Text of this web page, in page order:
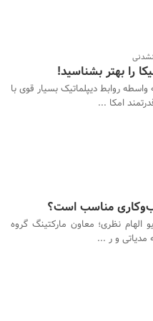
را بهتر بشناسید!
واسطه روابط دیپلماتیک بسیار قوی با
امکا ...
مناسب است؟
الهام نظری؛ معاون مارکتینگ گروه
مدیاتی و ر ...